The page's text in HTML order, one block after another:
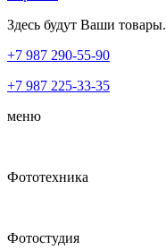
Здесь будут Ваши товары.
+7 987 290-55-90
+7 987 225-33-35
меню
Фототехника
Фотостудия